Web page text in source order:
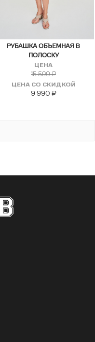
РУБАШКА ОБЪЕМНАЯ В
ПОЛОСКУ
ЦЕНА
15 590₽
ЦЕНА СО СКИДКОЙ
9 990 ₽